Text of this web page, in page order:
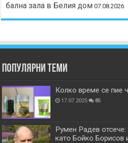
бална зала в Белия дом 07.08.2026
Популярни теми
Колко време се пие
17.07.2025 85
Румен Радев
като Бойко Борисов